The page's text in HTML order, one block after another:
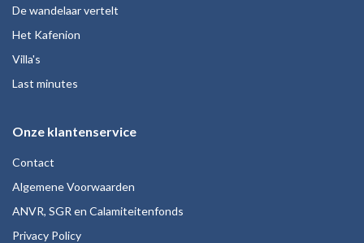
De wandelaar vertelt
Het Kafenion
Villa's
Last minutes
Onze klantenservice
Contact
Algemene Voorwaarden
ANVR, SGR en Calamiteitenfonds
Privacy Policy